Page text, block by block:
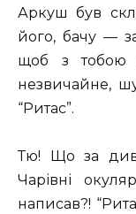
Аркуш був
його, бачу —
щоб з тобою
незвичайне,
“Ритас”.
Тю! Що за
Чарівні
написав?!